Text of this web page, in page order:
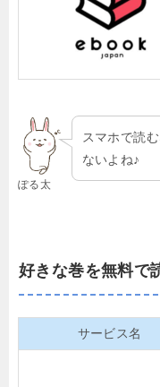
ぽる太
スマホで読
ないよね♪
好きな巻を無料で
サービス名